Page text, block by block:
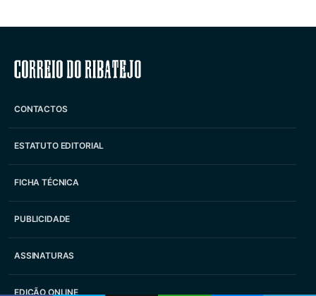
Correio do Ribatejo
CONTACTOS
ESTATUTO EDITORIAL
FICHA TÉCNICA
PUBLICIDADE
ASSINATURAS
EDIÇÃO ONLINE